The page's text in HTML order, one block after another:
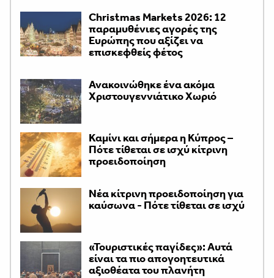
Christmas Markets 2026: 12
παραμυθένιες αγορές της
Ευρώπης που αξίζει να
επισκεφθείς φέτος
Ανακοινώθηκε ένα ακόμα
Χριστουγεννιάτικο Χωριό
Καμίνι και σήμερα η Κύπρος –
Πότε τίθεται σε ισχύ κίτρινη
προειδοποίηση
Νέα κίτρινη προειδοποίηση για
καύσωνα - Πότε τίθεται σε ισχύ
«Τουριστικές παγίδες»: Αυτά
είναι τα πιο απογοητευτικά
αξιοθέατα του πλανήτη